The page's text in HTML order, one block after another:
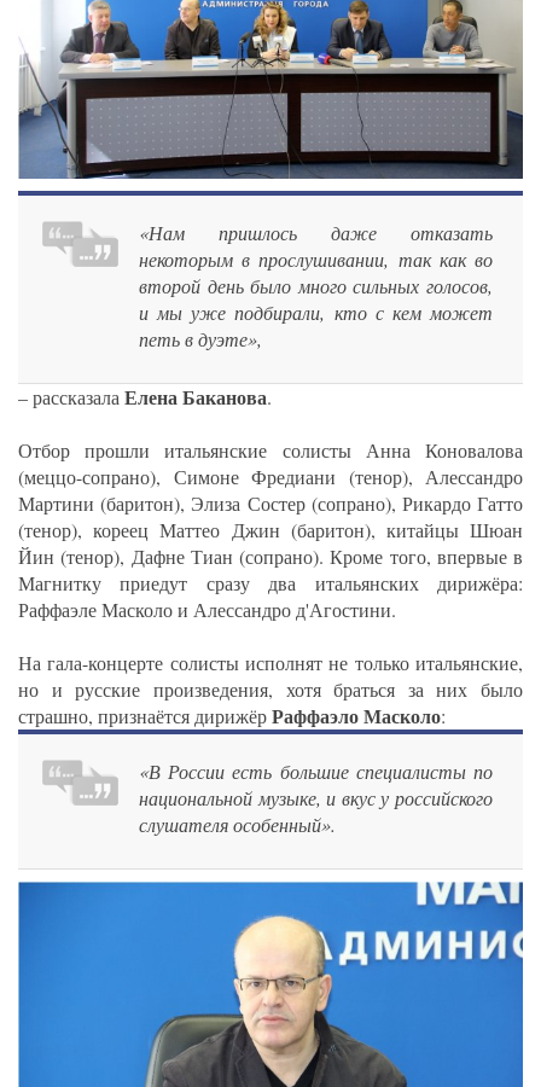
«Нам пришлось даже отказать
некоторым в прослушивании, так как во
второй день было много сильных голосов,
и мы уже подбирали, кто с кем может
петь в дуэте»,
– рассказалаЕлена Баканова.
Отбор прошли итальянские солисты Анна Коновалова
(меццо-сопрано), Симоне Фредиани (тенор), Алессандро
Мартини (баритон), Элиза Состер (сопрано), Рикардо Гатто
(тенор), кореец Маттео Джин (баритон), китайцы Шюан
Йин (тенор), Дафне Тиан (сопрано). Кроме того, впервые в
Магнитку приедут сразу два итальянских дирижёра:
Раффаэле Масколо и Алессандро д'Агостини.
На гала-концерте солисты исполнят не только итальянские,
но и русские произведения, хотя браться за них было
страшно, признаётся дирижёрРаффаэло Масколо:
«В России есть большие специалисты по
национальной музыке, и вкус у российского
слушателя особенный».